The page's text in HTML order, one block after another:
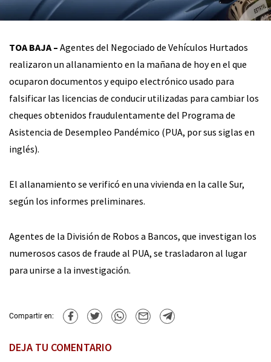
TOA BAJA – Agentes del Negociado de Vehículos Hurtados
realizaron un allanamiento en la mañana de hoy en el que
ocuparon documentos y equipo electrónico usado para
falsificar las licencias de conducir utilizadas para cambiar los
cheques obtenidos fraudulentamente del Programa de
Asistencia de Desempleo Pandémico (PUA, por sus siglas en
inglés).
El allanamiento se verificó en una vivienda en la calle Sur,
según los informes preliminares.
Agentes de la División de Robos a Bancos, que investigan los
numerosos casos de fraude al PUA, se trasladaron al lugar
para unirse a la investigación.
Compartir en:
DEJA TU COMENTARIO